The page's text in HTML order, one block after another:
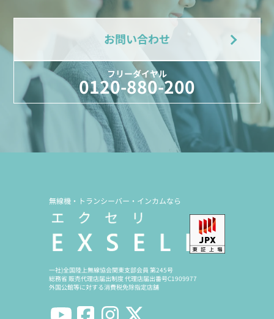
お問い合わせ
フリーダイヤル
0120-880-200
無線機・トランシーバー・インカムなら
一社)全国陸上無線協会関東支部会員 第245号
総務省 販売代理店届出制度 代理店届出番号C1909977
外国公館等に対する消費税免除指定店舗